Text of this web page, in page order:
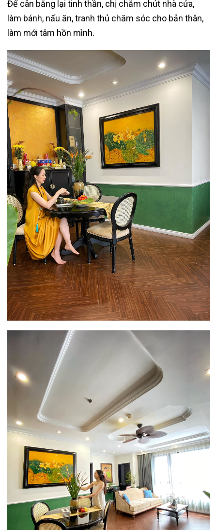
Để cân bằng lại tinh thần, chị chăm chút nhà cửa,
làm bánh, nấu ăn, tranh thủ chăm sóc cho bản thân,
làm mới tâm hồn mình.